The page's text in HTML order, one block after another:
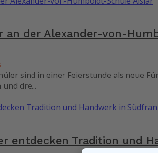
an der Alexander-von-
sind in einer Feierstunde als neue
dre...
entdecken Tradition und